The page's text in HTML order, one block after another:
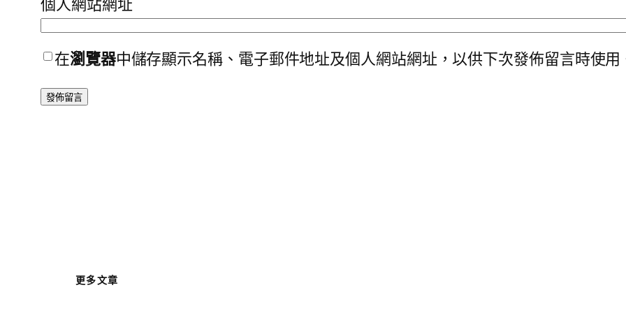
在瀏覽器中儲存顯示名稱、電子郵件地址及個人網站網址，以供下次發佈留言時使用
更多文章